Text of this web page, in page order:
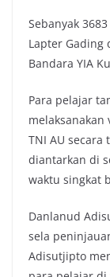
Sebanyak
Lapter Gading
Bandara YIA
Para pelajar
melaksanakan
TNI AU
diantarkan di
waktu singkat
Danlanud
sela
Adisutjipto